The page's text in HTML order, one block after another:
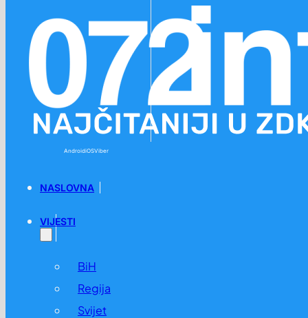
AndroidiOSViber
NASLOVNA
VIJESTI
BiH
Regija
Svijet